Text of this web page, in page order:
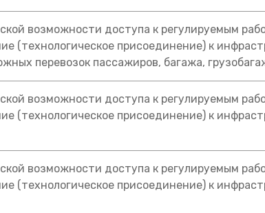
возможности доступа к регулируемым
(технологическое присоединение) к
перевозок пассажиров, багажа,
возможности доступа к регулируемым
(технологическое присоединение) к
возможности доступа к регулируемым
(технологическое присоединение) к